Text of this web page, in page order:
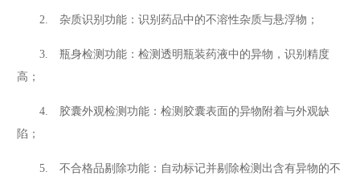
2. 杂质识别功能：识别药品中的不溶性杂质与悬浮物；
3. 瓶身检测功能：检测透明瓶装药液中的异物，识别精度
高；
4. 胶囊外观检测功能：检测胶囊表面的异物附着与外观缺
陷；
5. 不合格品剔除功能：自动标记并剔除检测出含有异物的不